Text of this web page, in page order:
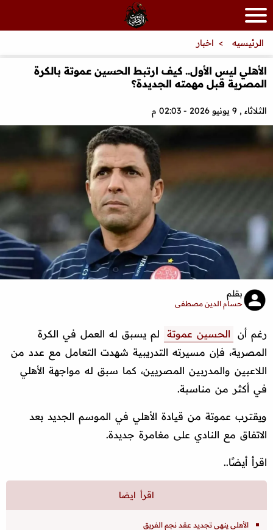
الرئيسيه اخبار
الأهلي ليس الأول.. كيف ارتبط الحسين عموتة بالكرة
المصرية قبل مهمته الجديدة؟
الثلاثاء , 9 يونيو 2026 - 02:03 م
بقلم
حسام الدين مصطفى
رغم أن الحسين عموتة
لم يسبق له العمل في الكرة
المصرية، فإن مسيرته التدريبية شهدت التعامل مع عدد من
اللاعبين والمدربين المصريين، كما سبق له مواجهة الأهلي
في أكثر من مناسبة.
ويقترب عموتة من قيادة الأهلي في الموسم الجديد بعد
الاتفاق مع النادي على مغامرة جديدة.
اقرأ أيضًا..
الأهلي ينهي تجديد عقد نجم الفريق